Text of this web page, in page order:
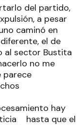
del partido,
a pesar
caminó en
el de
al sector Bustita
no me
parece
hay
hasta que el